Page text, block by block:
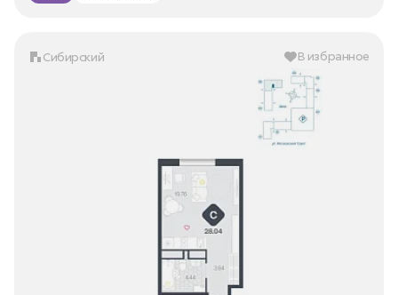
Сибирский В избранное